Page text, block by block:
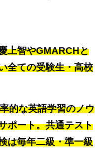
上智やGMARCHと
全ての受験生・高校
的な英語学習のノウ
ポート。共通テスト
は毎年二級・準一級